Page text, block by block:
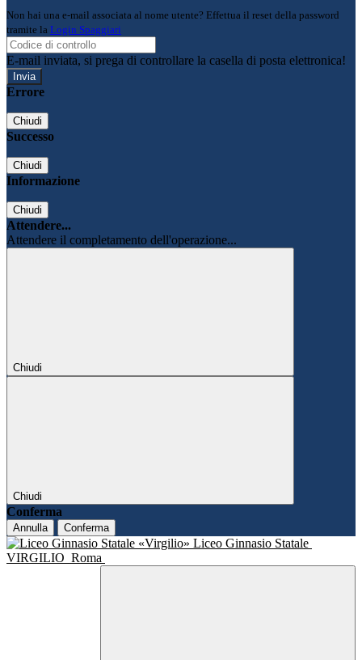
Non hai una e-mail associata al nome utente? Effettua il reset della password
tramite la Login Spaggiari
E-mail inviata, si prega di controllare la casella di posta elettronica!
Errore
Chiudi
Successo
Chiudi
Informazione
Chiudi
Attendere...
Attendere il completamento dell'operazione...
Chiudi
Chiudi
Conferma
Annulla Conferma
Liceo Ginnasio Statale
VIRGILIO Roma